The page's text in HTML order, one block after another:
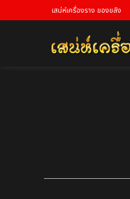
เสน่ห์เครื่องราง ของขลัง